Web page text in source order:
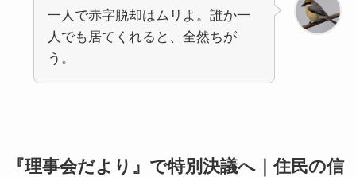
一人で赤字脱却はムリよ。誰か一
人でも居てくれると、全然ちが
う。
『理事会だより』で特別決議へ｜住民の信